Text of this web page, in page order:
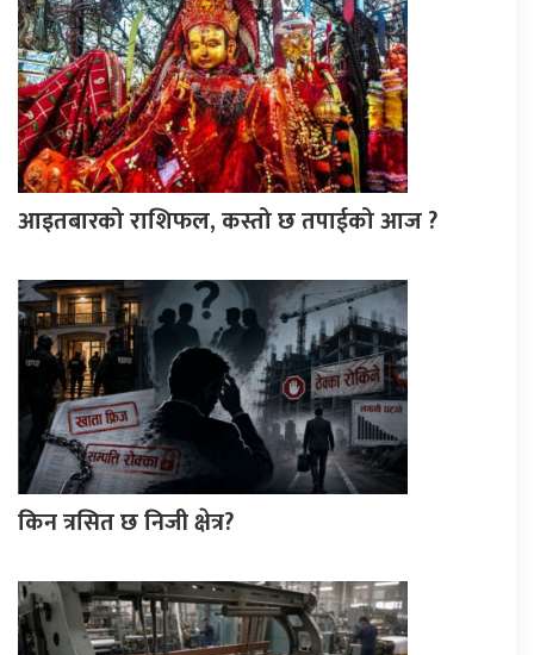
आइतबारको राशिफल, कस्तो छ तपाईको आज ?
किन त्रसित छ निजी क्षेत्र?